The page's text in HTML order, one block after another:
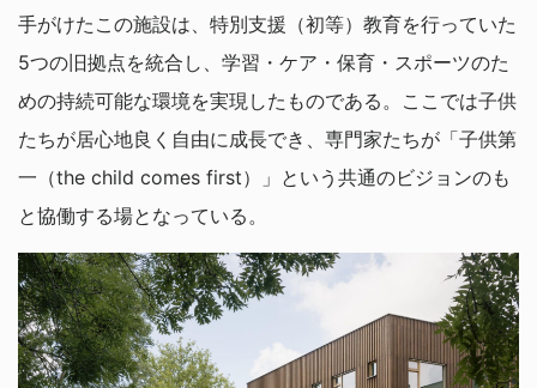
手がけたこの施設は、特別支援（初等）教育を行っていた
5つの旧拠点を統合し、学習・ケア・保育・スポーツのた
めの持続可能な環境を実現したものである。ここでは子供
たちが居心地良く自由に成長でき、専門家たちが「子供第
一（the child comes first）」という共通のビジョンのも
と協働する場となっている。